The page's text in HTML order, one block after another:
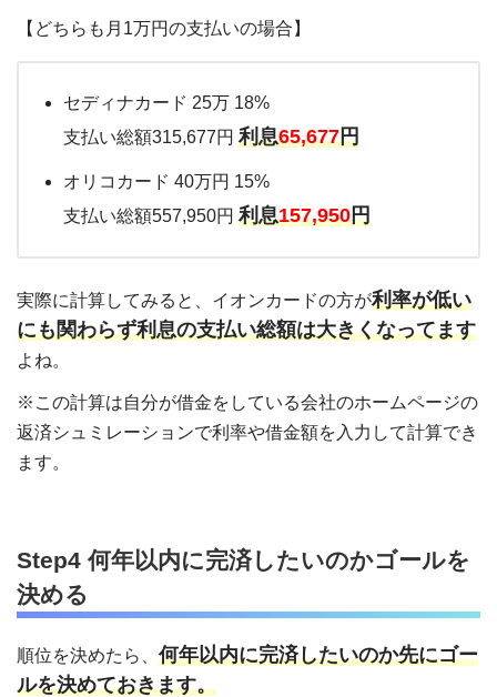
【どちらも月1万円の支払いの場合】
セディナカード 25万 18%
支払い総額315,677円 利息65,677円
オリコカード 40万円 15%
支払い総額557,950円 利息157,950円
実際に計算してみると、イオンカードの方が利率が低い
にも関わらず利息の支払い総額は大きくなってます
よね。
※この計算は自分が借金をしている会社のホームページの
返済シュミレーションで利率や借金額を入力して計算でき
ます。
Step4 何年以内に完済したいのかゴールを
決める
順位を決めたら、 何年以内に完済したいのか先にゴー
ルを決めておきます。